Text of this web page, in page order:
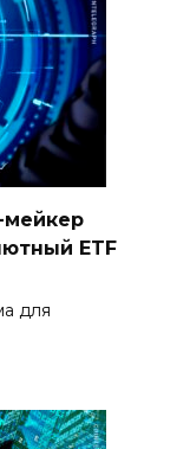
ETF
для